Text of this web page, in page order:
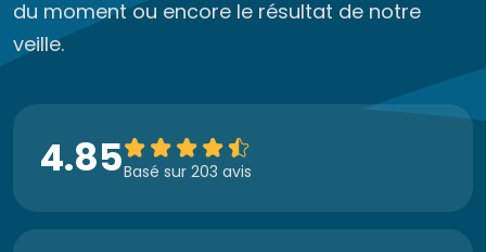
du moment ou encore le résultat de notre
veille.
4.85Basé sur 203 avis